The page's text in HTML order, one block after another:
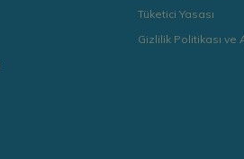
Tüketici Yasası
Gizlilik Politikası ve